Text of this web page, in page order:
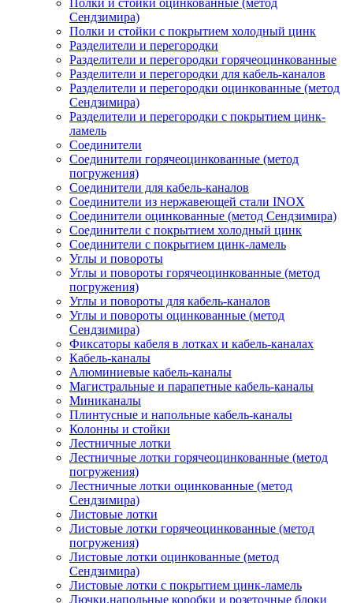
Полки и стойки оцинкованные (метод
Сендзимира)
Полки и стойки с покрытием холодный цинк
Разделители и перегородки
Разделители и перегородки горячеоцинкованные
Разделители и перегородки для кабель-каналов
Разделители и перегородки оцинкованные (метод
Сендзимира)
Разделители и перегородки с покрытием цинк-
ламель
Соединители
Соединители горячеоцинкованные (метод
погружения)
Соединители для кабель-каналов
Соединители из нержавеющей стали INOX
Соединители оцинкованные (метод Сендзимира)
Соединители с покрытием холодный цинк
Соединители с покрытием цинк-ламель
Углы и повороты
Углы и повороты горячеоцинкованные (метод
погружения)
Углы и повороты для кабель-каналов
Углы и повороты оцинкованные (метод
Сендзимира)
Фиксаторы кабеля в лотках и кабель-каналах
Кабель-каналы
Алюминиевые кабель-каналы
Магистральные и парапетные кабель-каналы
Миниканалы
Плинтусные и напольные кабель-каналы
Колонны и стойки
Лестничные лотки
Лестничные лотки горячеоцинкованные (метод
погружения)
Лестничные лотки оцинкованные (метод
Сендзимира)
Листовые лотки
Листовые лотки горячеоцинкованные (метод
погружения)
Листовые лотки оцинкованные (метод
Сендзимира)
Листовые лотки с покрытием цинк-ламель
Лючки,напольные коробки и розеточные блоки